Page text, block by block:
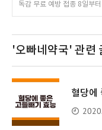
독감 무료 예방 접종 8일부
'오빠네약국' 관련
혈당에